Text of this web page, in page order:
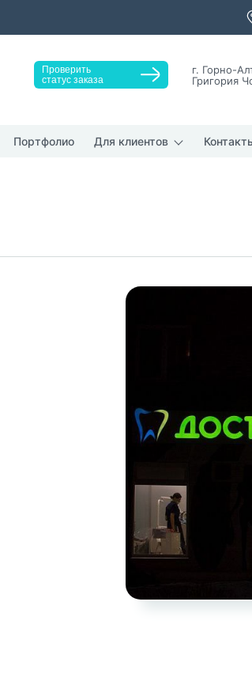
Проверить
статус заказа
г. Горно-
Григория
Портфолио Для клиентов
заявку, мы свяжемся с вами в ближайшее
на получение информационных и